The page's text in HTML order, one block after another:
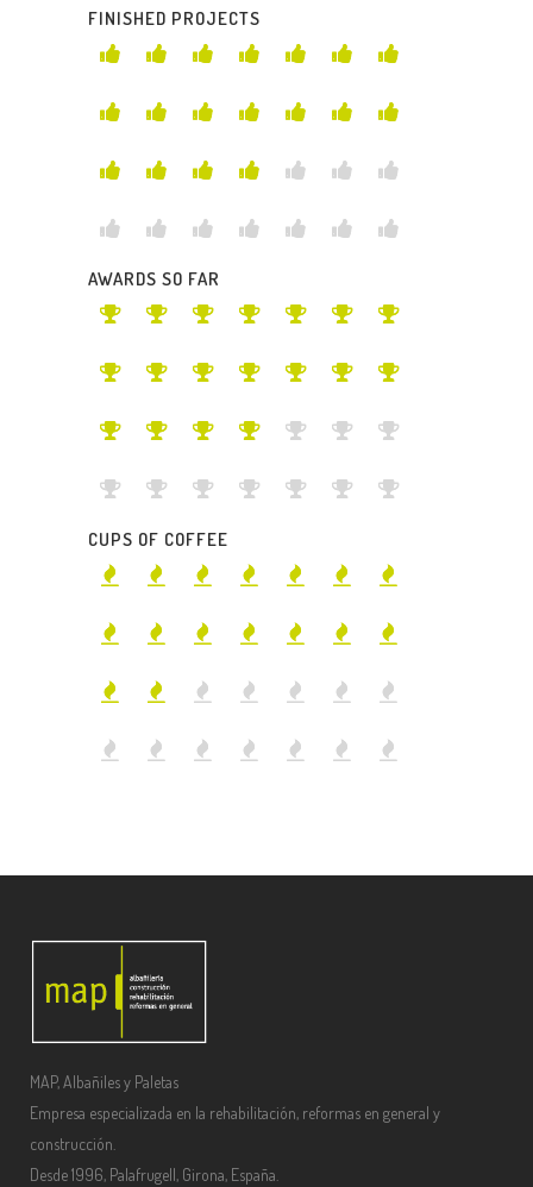
FINISHED PROJECTS
AWARDS SO FAR
CUPS OF COFFEE
MAP, Albañiles y Paletas
Empresa especializada en la rehabilitación, reformas en general y
construcción.
Desde 1996, Palafrugell, Girona, España.